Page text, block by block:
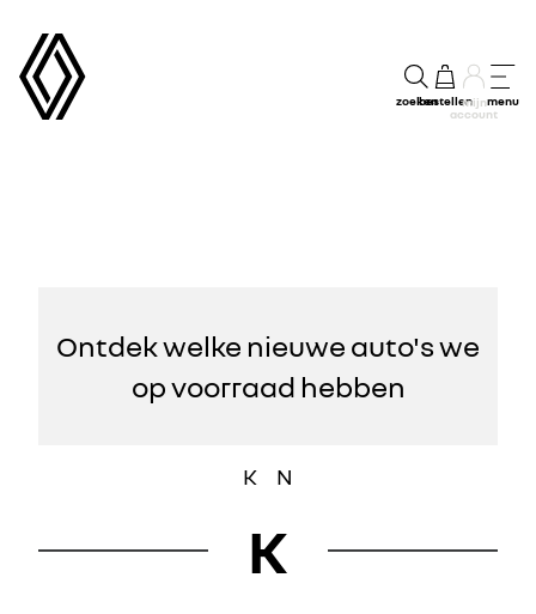
zoekenbestellenmijn
account
menu
Ontdek welke nieuwe auto's we
op voorraad hebben
K N
K